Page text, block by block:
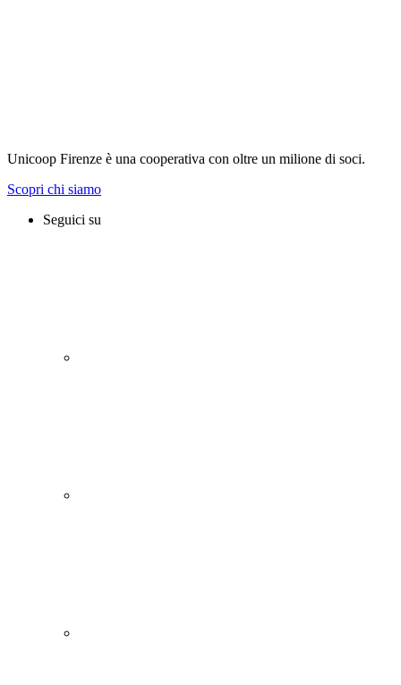
Unicoop Firenze è una cooperativa con oltre un milione di soci.
Scopri chi siamo
Seguici su